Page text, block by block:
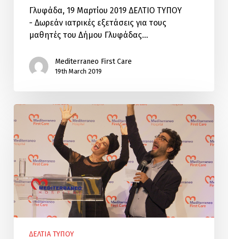
Γλυφάδα, 19 Μαρτίου 2019 ΔΕΛΤΙΟ ΤΥΠΟΥ
- Δωρεάν ιατρικές εξετάσεις για τους
μαθητές του Δήμου Γλυφάδας…
Mediterraneo First Care
19th March 2019
Πολυϊατρείου
Mediterraneo
First
Care
ΔΕΛΤΙΑ ΤΥΠΟΥ